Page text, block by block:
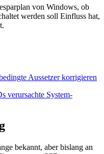
von Windows, ob
werden soll Einfluss hat,
Aussetzer korrigieren
verursachte System-
bekannt, aber bislang an